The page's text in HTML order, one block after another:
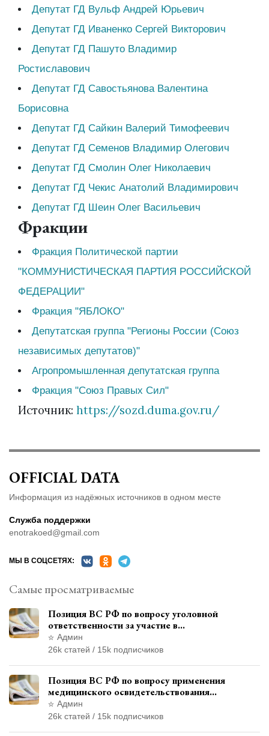
Депутат ГД Вульф Андрей Юрьевич
Депутат ГД Иваненко Сергей Викторович
Депутат ГД Пашуто Владимир
Ростиславович
Депутат ГД Савостьянова Валентина
Борисовна
Депутат ГД Сайкин Валерий Тимофеевич
Депутат ГД Семенов Владимир Олегович
Депутат ГД Смолин Олег Николаевич
Депутат ГД Чекис Анатолий Владимирович
Депутат ГД Шеин Олег Васильевич
Фракции
Фракция Политической партии
"КОММУНИСТИЧЕСКАЯ ПАРТИЯ РОССИЙСКОЙ
ФЕДЕРАЦИИ"
Фракция "ЯБЛОКО"
Депутатская группа "Регионы России (Союз
независимых депутатов)"
Агропромышленная депутатская группа
Фракция "Союз Правых Сил"
Источник: https://sozd.duma.gov.ru/
OFFICIAL DATA
Информация из надёжных источников в одном месте
Служба поддержки
enotrakoed@gmail.com
МЫ В СОЦСЕТЯХ:
Самые просматриваемые
Позиция ВС РФ по вопросу уголовной
ответственности за участие в
террористической организации до
официального признания
Админ
26k статей / 15k подписчиков
Позиция ВС РФ по вопросу применения
медицинского освидетельствования
военнослужащих при увольнении с военной
службы
Админ
26k статей / 15k подписчиков